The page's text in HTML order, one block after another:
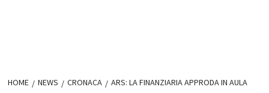
HOME NEWS CRONACA ARS: LA FINANZIARIA APPRODA IN AULA